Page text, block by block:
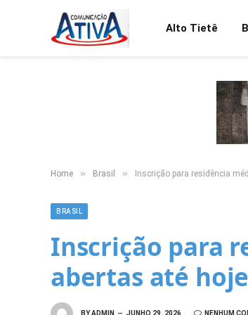
Alto Tietê
Home » Brasil » Inscrição para residência
BRASIL
Inscrição para
abertas até hoje
BYADMIN JUNHO 29, 2026 NENHUM